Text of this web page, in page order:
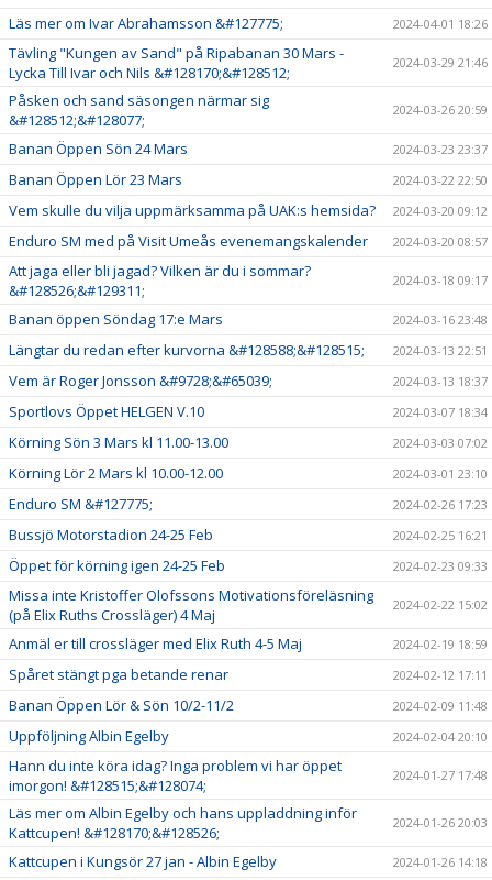
Läs mer om Ivar Abrahamsson &#127775; 2024-04-01 18:26
Tävling "Kungen av Sand" på Ripabanan 30 Mars -
Lycka Till Ivar och Nils &#128170;&#128512;
2024-03-29 21:46
Påsken och sand säsongen närmar sig
&#128512;&#128077;
2024-03-26 20:59
Banan Öppen Sön 24 Mars 2024-03-23 23:37
Banan Öppen Lör 23 Mars 2024-03-22 22:50
Vem skulle du vilja uppmärksamma på UAK:s hemsida? 2024-03-20 09:12
Enduro SM med på Visit Umeås evenemangskalender 2024-03-20 08:57
Att jaga eller bli jagad? Vilken är du i sommar?
&#128526;&#129311;
2024-03-18 09:17
Banan öppen Söndag 17:e Mars 2024-03-16 23:48
Längtar du redan efter kurvorna &#128588;&#128515; 2024-03-13 22:51
Vem är Roger Jonsson &#9728;&#65039; 2024-03-13 18:37
Sportlovs Öppet HELGEN V.10 2024-03-07 18:34
Körning Sön 3 Mars kl 11.00-13.00 2024-03-03 07:02
Körning Lör 2 Mars kl 10.00-12.00 2024-03-01 23:10
Enduro SM &#127775; 2024-02-26 17:23
Bussjö Motorstadion 24-25 Feb 2024-02-25 16:21
Öppet för körning igen 24-25 Feb 2024-02-23 09:33
Missa inte Kristoffer Olofssons Motivationsföreläsning
(på Elix Ruths Crossläger) 4 Maj
2024-02-22 15:02
Anmäl er till crossläger med Elix Ruth 4-5 Maj 2024-02-19 18:59
Spåret stängt pga betande renar 2024-02-12 17:11
Banan Öppen Lör & Sön 10/2-11/2 2024-02-09 11:48
Uppföljning Albin Egelby 2024-02-04 20:10
Hann du inte köra idag? Inga problem vi har öppet
imorgon! &#128515;&#128074;
2024-01-27 17:48
Läs mer om Albin Egelby och hans uppladdning inför
Kattcupen! &#128170;&#128526;
2024-01-26 20:03
Kattcupen i Kungsör 27 jan - Albin Egelby 2024-01-26 14:18